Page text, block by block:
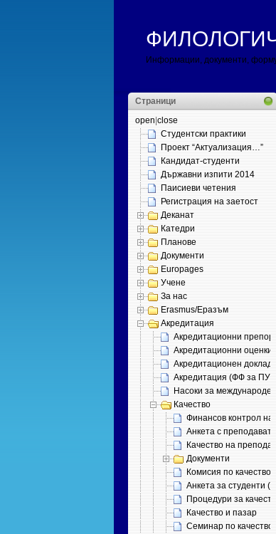
Информации, документи,
Страници
open close
Студентски практики
Проект “Актуализация…”
Кандидат-студенти
Държавни изпити 2014
Паисиеви четения
Регистрация на заетост
Деканат
Катедри
Планове
Документи
Europages
Учене
За нас
Erasmus/Еразъм
Акредитация
Акредитационни
Акредитационни оценки
Акредитационен
Акредитация (ФФ за ПУ)
Насоки за международен
Качество
Финансов контрол на
Анкета с
Качество на
Документи
Комисия по качеството
Анкета за студенти
Процедури за качество
Качество и пазар
Семинар по